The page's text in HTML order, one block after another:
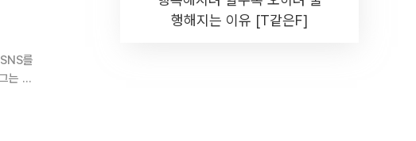
행해지는 이유 [T같은F]